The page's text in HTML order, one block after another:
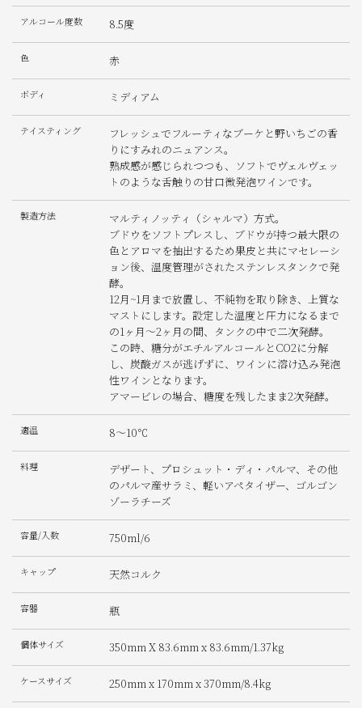
アルコール度数 8.5度
色 赤
ボディ ミディアム
テイスティング
フレッシュでフルーティなブーケと野いちごの香
りにすみれのニュアンス。
熟成感が感じられつつも、ソフトでヴェルヴェッ
トのような舌触りの甘口微発泡ワインです。
製造方法
マルティノッティ（シャルマ）方式。
ブドウをソフトプレスし、ブドウが持つ最大限の
色とアロマを抽出するため果皮と共にマセレーシ
ョン後、温度管理がされたステンレスタンクで発
酵。
12月~1月まで放置し、不純物を取り除き、上質な
マストにします。設定した温度と圧力になるまで
の1ヶ月〜2ヶ月の間、タンクの中で二次発酵。
この時、糖分がエチルアルコールとCO2に分解
し、炭酸ガスが逃げずに、ワインに溶け込み発泡
性ワインとなります。
アマービレの場合、糖度を残したまま2次発酵。
適温 8〜10℃
料理
デザート、プロシュット・ディ・パルマ、その他
のパルマ産サラミ、軽いアペタイザー、ゴルゴン
ゾーラチーズ
容量/入数 750ml/6
キャップ 天然コルク
容器 瓶
個体サイズ 350mm X 83.6mm x 83.6mm/1.37kg
ケースサイズ 250mm x 170mm x 370mm/8.4kg